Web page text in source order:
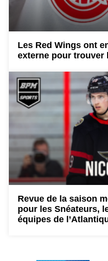
Les Red Wings ont
externe pour trouver
Revue de la saison
pour les Snéateurs,
équipes de